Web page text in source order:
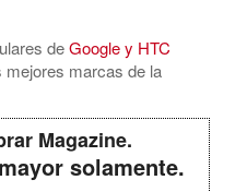
deGoogle y HTC
mejores marcas de la
Magazine.
solamente.